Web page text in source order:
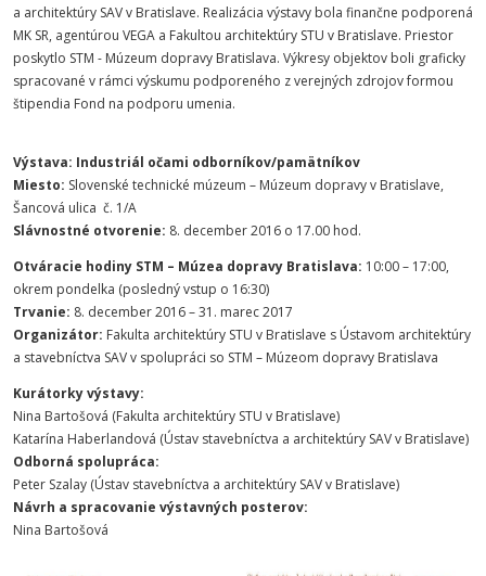
a architektúry SAV v Bratislave. Realizácia výstavy bola finančne podporená
MK SR, agentúrou VEGA a Fakultou architektúry STU v Bratislave. Priestor
poskytlo STM - Múzeum dopravy Bratislava. Výkresy objektov boli graficky
spracované v rámci výskumu podporeného z verejných zdrojov formou
štipendia Fond na podporu umenia.
Výstava: Industriál očami odborníkov/pamätníkov
Miesto: Slovenské technické múzeum – Múzeum dopravy v Bratislave,
Šancová ulica č. 1/A
Slávnostné otvorenie: 8. december 2016 o 17.00 hod.
Otváracie hodiny STM – Múzea dopravy Bratislava: 10:00 – 17:00,
okrem pondelka (posledný vstup o 16:30)
Trvanie: 8. december 2016 – 31. marec 2017
Organizátor: Fakulta architektúry STU v Bratislave s Ústavom architektúry
a stavebníctva SAV v spolupráci so STM – Múzeom dopravy Bratislava
Kurátorky výstavy:
Nina Bartošová (Fakulta architektúry STU v Bratislave)
Katarína Haberlandová (Ústav stavebníctva a architektúry SAV v Bratislave)
Odborná spolupráca:
Peter Szalay (Ústav stavebníctva a architektúry SAV v Bratislave)
Návrh a spracovanie výstavných posterov:
Nina Bartošová